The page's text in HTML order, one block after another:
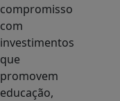
compromisso
com
investimentos
que
promovem
educação,